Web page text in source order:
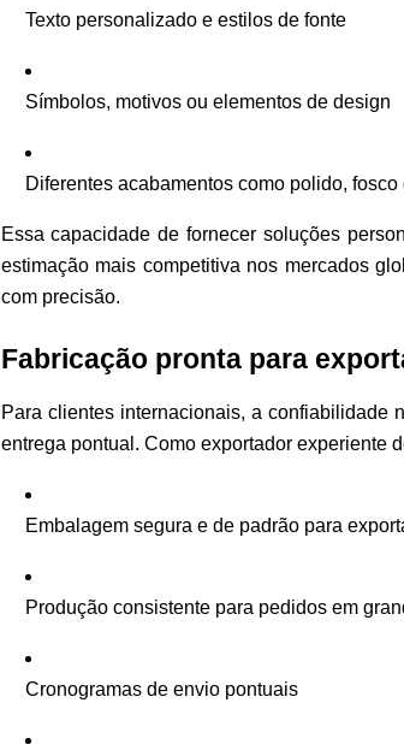
Texto personalizado e estilos de fonte
Símbolos, motivos ou elementos de design
Diferentes acabamentos como polido, fosco
Essa capacidade de fornecer soluções
estimação mais competitiva nos mercados
com precisão.
Fabricação pronta para
Para clientes internacionais, a confiabilidade
entrega pontual. Como exportador experiente
Embalagem segura e de padrão para
Produção consistente para pedidos em
Cronogramas de envio pontuais